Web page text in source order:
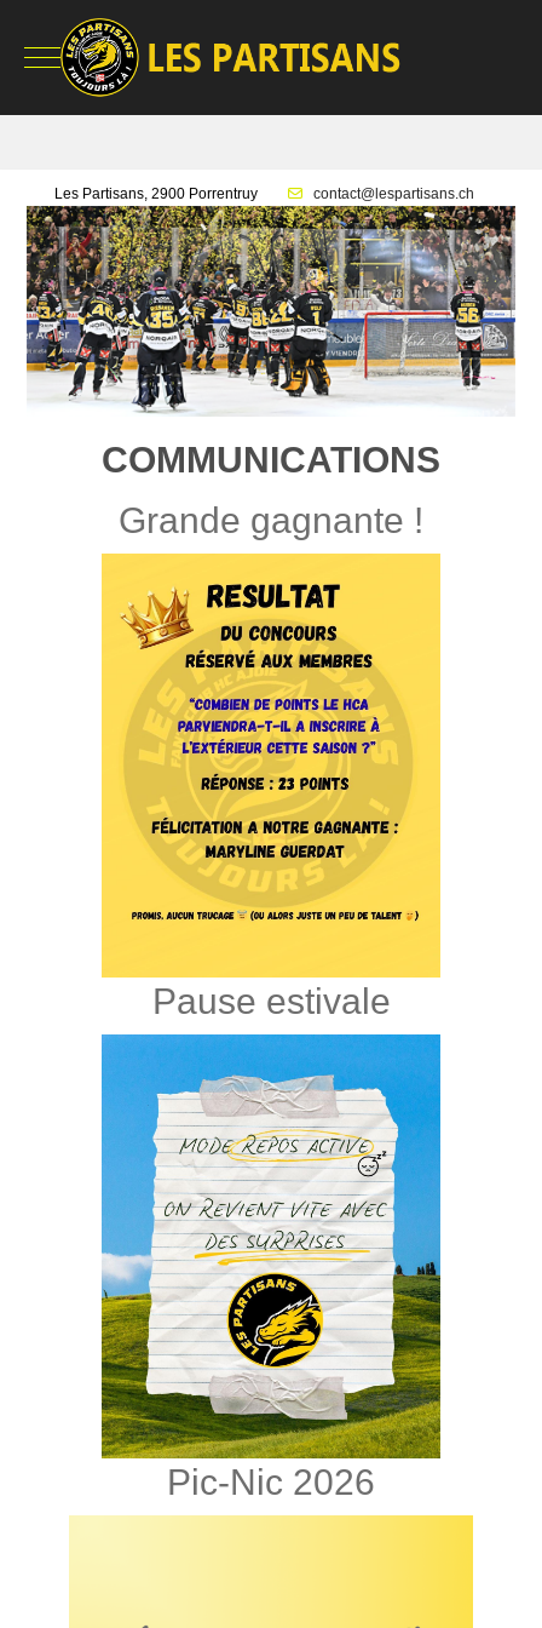
Mobile Menu Toggle
Les Partisans, 2900 Porrentruy contact@lespartisans.ch
COMMUNICATIONS
Grande gagnante !
Pause estivale
Pic-Nic 2026